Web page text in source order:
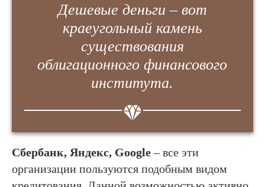
Дешевые деньги – вот
краеугольный камень
существования
облигационного финансового
института.
Сбербанк, Яндекс, Google– все эти
организации пользуются подобным видом